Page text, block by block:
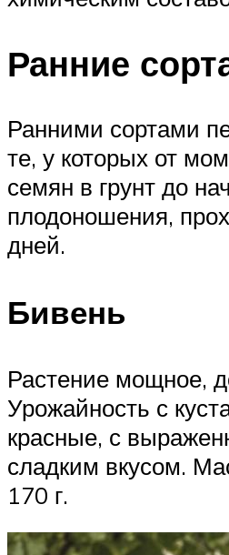
Ранние
Ранними сортами
те, у которых от
семян в грунт до
плодоношения,
дней.
Бивень
Растение мощное,
Урожайность с
красные, с
сладким вкусом.
170 г.